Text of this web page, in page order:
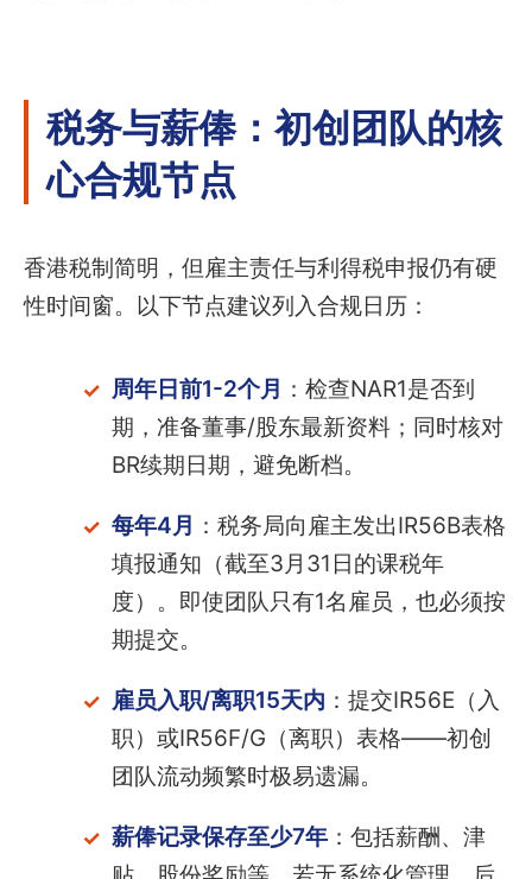
税务与薪俸：初创团队的核
心合规节点
香港税制简明，但雇主责任与利得税申报仍有硬
性时间窗。以下节点建议列入合规日历：
周年日前1-2个月 ：检查NAR1是否到
期，准备董事/股东最新资料；同时核对
BR续期日期，避免断档。
每年4月 ：税务局向雇主发出IR56B表格
填报通知（截至3月31日的课税年
度）。即使团队只有1名雇员，也必须按
期提交。
雇员入职/离职15天内 ：提交IR56E（入
职）或IR56F/G（离职）表格——初创
团队流动频繁时极易遗漏。
薪俸记录保存至少7年：包括薪酬、津